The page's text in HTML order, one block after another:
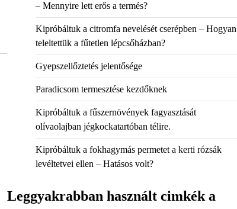
– Mennyire lett erős a termés?
Kipróbáltuk a citromfa nevelését cserépben – Hogyan
teleltettük a fűtetlen lépcsőházban?
Gyepszellőztetés jelentősége
Paradicsom termesztése kezdőknek
Kipróbáltuk a fűszernövények fagyasztását
olívaolajban jégkockatartóban télire.
Kipróbáltuk a fokhagymás permetet a kerti rózsák
levéltetvei ellen – Hatásos volt?
Leggyakrabban használt cimkék a